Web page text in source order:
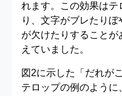
れます。この効果はテ
り、文字がブレたり
が欠けたりすること
えていました。
図2に示した「だれが
テロップの例のように